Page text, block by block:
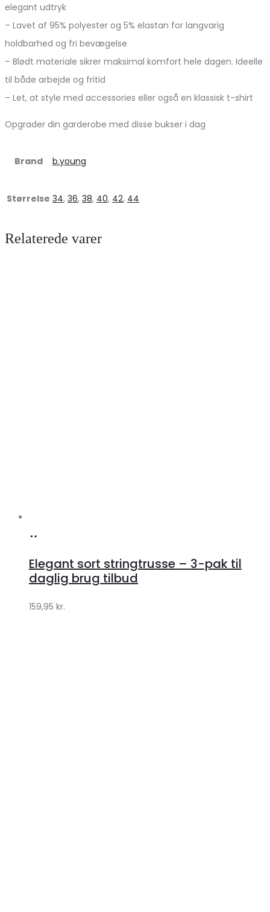
elegant udtryk
– Lavet af 95% polyester og 5% elastan for langvarig
holdbarhed og fri bevægelse
– Blødt materiale sikrer maksimal komfort hele dagen. Ideelle
til både arbejde og fritid
– Let, at style med accessories eller også en klassisk t-shirt
Opgrader din garderobe med disse bukser i dag
Brand b.young
Størrelse 34, 36, 38, 40, 42, 44
Relaterede varer
Klædeskabet.dk
Elegant sort stringtrusse – 3-pak til
daglig brug tilbud
159,95 kr.